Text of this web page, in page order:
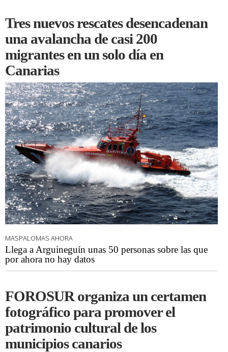
Tres nuevos rescates desencadenan
una avalancha de casi 200
migrantes en un solo día en
Canarias
MASPALOMAS AHORA
Llega a Arguineguín unas 50 personas sobre las que
por ahora no hay datos
FOROSUR organiza un certamen
fotográfico para promover el
patrimonio cultural de los
municipios canarios